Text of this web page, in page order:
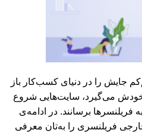
جایش را در دنیای کسب‌کار باز
می‌گیرد، سایت‌هایی شروع
فریلنسرها برسانند. در ادامه‌ی
فریلنسری را به‌تان معرفی